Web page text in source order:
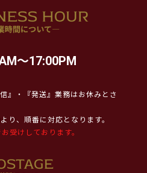
～17:00PM
』・『発送』業務はお休みとさ
り、順番に対応となります。
受けしております。